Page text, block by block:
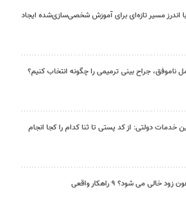
اندرز مسیر تازه‌ای برای آموزش شخصی‌سازی‌شده ایجاد
ناموفق، جراح بینی ترمیمی را چگونه انتخاب کنیم؟
خدمات دولتی: از کد پستی تا ثنا کدام را کجا انجام
خالی می شود؟ ۹ راهکار واقعی